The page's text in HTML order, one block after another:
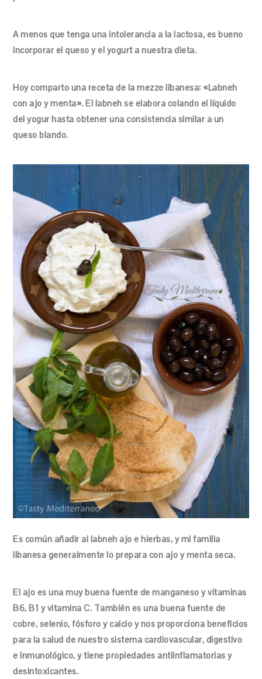
A menos que tenga una intolerancia a la lactosa, es bueno
incorporar el queso y el yogurt a nuestra dieta.
Hoy comparto una receta de la mezze libanesa: «Labneh
con ajo y menta». El labneh se elabora colando el líquido
del yogur hasta obtener una consistencia similar a un
queso blando.
Es común añadir al labneh ajo e hierbas, y mi familia
libanesa generalmente lo prepara con ajo y menta seca.
El ajo es una muy buena fuente de manganeso y vitaminas
B6, B1 y vitamina C. También es una buena fuente de
cobre, selenio, fósforo y calcio y nos proporciona beneficios
para la salud de nuestro sistema cardiovascular, digestivo
e inmunológico, y tiene propiedades antiinflamatorias y
desintoxicantes.